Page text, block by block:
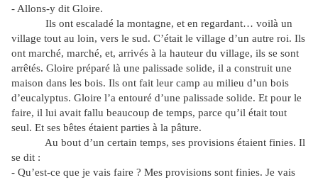
- Allons-y dit Gloire.
Ils ont escaladé la montagne, et en regardant… voilà un
village tout au loin, vers le sud. C’était le village d’un autre roi. Ils
ont marché, marché, et, arrivés à la hauteur du village, ils se sont
arrêtés. Gloire préparé là une palissade solide, il a construit une
maison dans les bois. Ils ont fait leur camp au milieu d’un bois
d’eucalyptus. Gloire l’a entouré d’une palissade solide. Et pour le
faire, il lui avait fallu beaucoup de temps, parce qu’il était tout
seul. Et ses bêtes étaient parties à la pâture.
Au bout d’un certain temps, ses provisions étaient finies. Il
se dit :
- Qu’est-ce que je vais faire ? Mes provisions sont finies. Je vais